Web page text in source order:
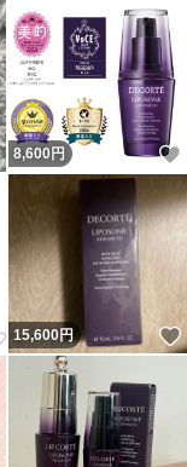
いいね！
8,600 円
いいね！
15,600円